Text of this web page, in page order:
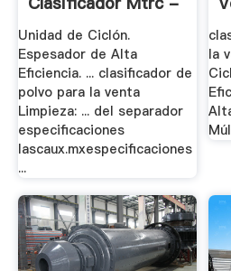
.
Unidad de Ciclón.
Espesador de Alta
Eficiencia. ... clasificador de
polvo para la venta
Limpieza: ... del separador
especificaciones
lascaux.mxespecificaciones
...
la